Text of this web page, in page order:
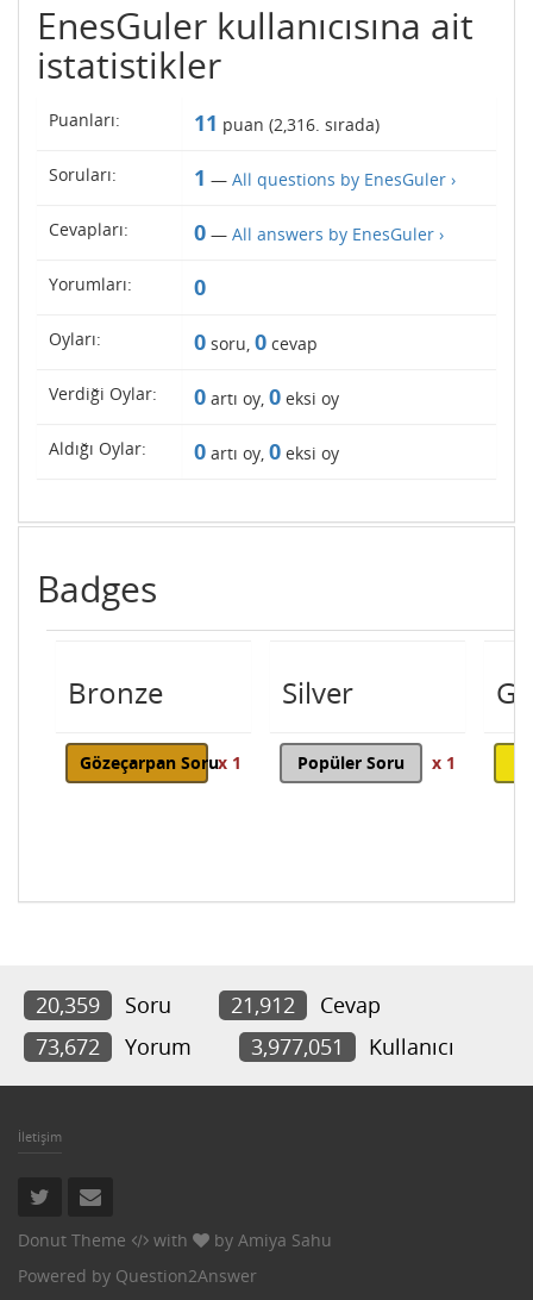
EnesGuler kullanıcısına ait
istatistikler
Puanları: 11 puan (2,316. sırada)
Soruları: 1 — All questions by EnesGuler ›
Cevapları: 0 — All answers by EnesGuler ›
Yorumları: 0
Oyları: 0 soru, 0 cevap
Verdiği Oylar: 0 artı oy, 0 eksi oy
Aldığı Oylar: 0 artı oy, 0 eksi oy
Badges
Bronze
Gözeçarpan Sorux 1
Silver
Popüler Soru x 1
20,359 Soru 21,912
Cevap
73,672
Yorum 3,977,051 Kullanıcı
İletişim
Donut Theme with by Amiya Sahu
Powered by Question2Answer